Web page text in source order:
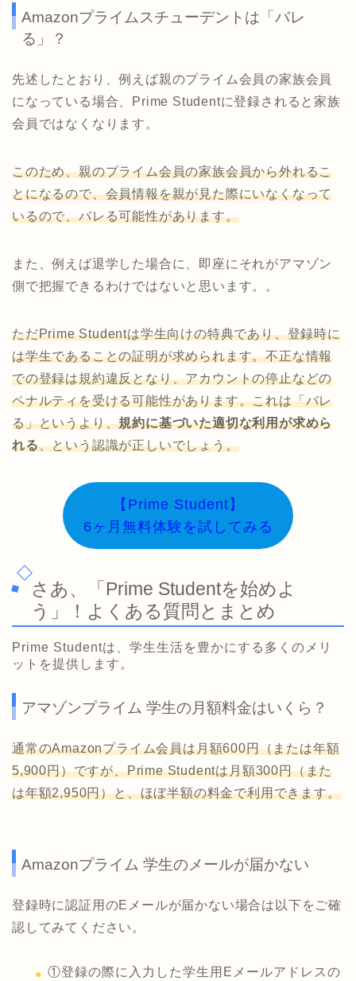
Amazonプライムスチューデントは「バレ
る」？
先述したとおり、例えば親のプライム会員の家族会員
になっている場合、Prime Studentに登録されると家族
会員ではなくなります。
このため、親のプライム会員の家族会員から外れるこ
とになるので、会員情報を親が見た際にいなくなって
いるので、バレる可能性があります。
また、例えば退学した場合に、即座にそれがアマゾン
側で把握できるわけではないと思います。。
ただPrime Studentは学生向けの特典であり、登録時に
は学生であることの証明が求められます。不正な情報
での登録は規約違反となり、アカウントの停止などの
ペナルティを受ける可能性があります。これは「バレ
る」というより、規約に基づいた適切な利用が求めら
れる、という認識が正しいでしょう。
【Prime Student】
6ヶ月無料体験を試してみる
さあ、「Prime Studentを始めよ
う」！よくある質問とまとめ
Prime Studentは、学生生活を豊かにする多くのメリ
ットを提供します。
アマゾンプライム 学生の月額料金はいくら？
通常のAmazonプライム会員は月額600円（または年額
5,900円）ですが、Prime Studentは月額300円（また
は年額2,950円）と、ほぼ半額の料金で利用できます。
Amazonプライム 学生のメールが届かない
登録時に認証用のEメールが届かない場合は以下をご確
認してみてください。
①登録の際に入力した学生用Eメールアドレスの